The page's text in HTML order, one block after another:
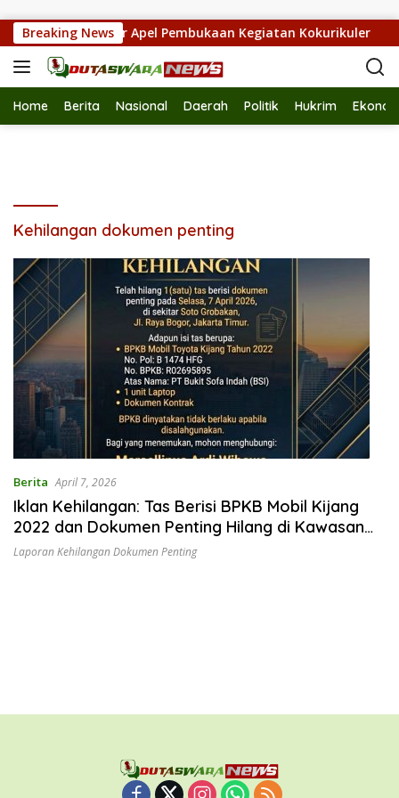
Breaking News
Kota Bekasi Gelar Apel Pembukaan Kegiatan Kokurikuler
Home Berita Nasional Daerah Politik Hukrim
Kehilangan dokumen penting
Berita April 7, 2026
Iklan Kehilangan: Tas Berisi BPKB Mobil Kijang
2022 dan Dokumen Penting Hilang di Kawasan
Jalan Raya Bogor
Laporan Kehilangan Dokumen Penting